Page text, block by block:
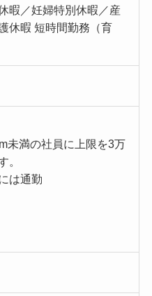
暇／妊婦特別休暇／産
休暇 短時間勤務（育
未満の社員に上限を3万
。
は通勤